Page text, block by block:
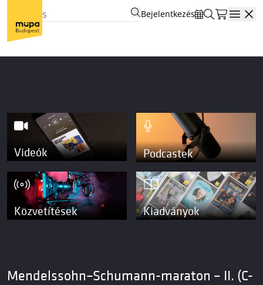
Bejelentkezés
Videók Podcastek
Közvetítések Kiadványok
Mendelssohn–Schumann-maraton – II. (C-